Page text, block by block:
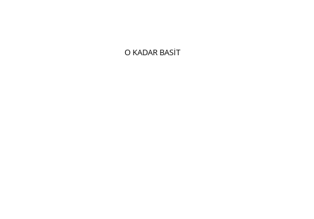
O KADAR BASİT